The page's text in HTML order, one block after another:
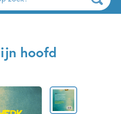
hoofd